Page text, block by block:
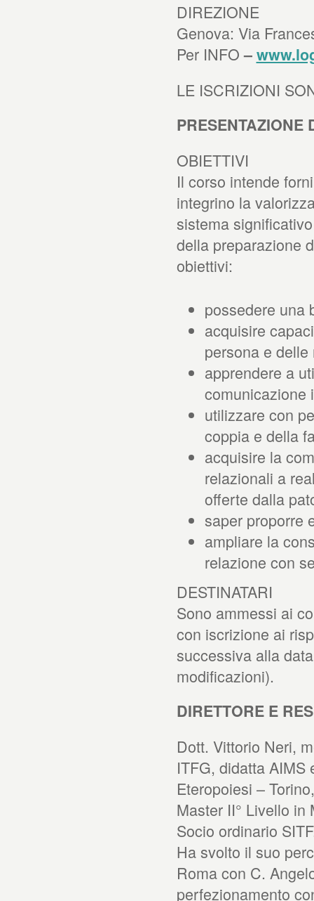
DIREZIONE
Genova: Via
Per INFO–
LE ISCRIZIONI
PRESENTAZIONE
OBIETTIVI
Il corso intende
integrino la
sistema
della preparazione
obiettivi:
possedere una
acquisire
persona e
apprendere a
comunicazione
utilizzare con
coppia e della
acquisire la
relazionali a
offerte dalla
saper proporre
ampliare la
relazione con
DESTINATARI
Sono ammessi ai
con iscrizione ai
successiva alla
modificazioni).
DIRETTORE E
Dott. Vittorio Neri,
ITFG, didatta
Eteropoiesi –
Master II° Livello in
Socio ordinario
Ha svolto il suo
Roma con C.
perfezionamento